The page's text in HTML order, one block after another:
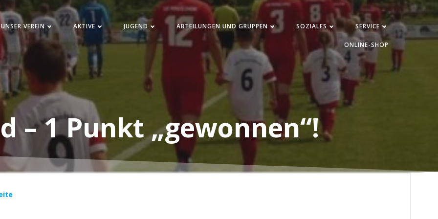
UNSER VEREIN AKTIVE JUGEND ABTEILUNGEN UND GRUPPEN SOZIALES SERVICE
ONLINE-SHOP
– 1 Punkt „gewonnen“!